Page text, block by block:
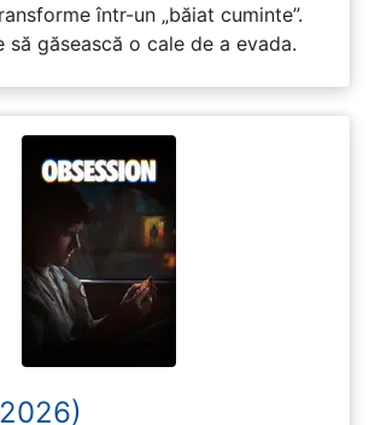
într-un „băiat cuminte”.
să găsească o cale de a evada.